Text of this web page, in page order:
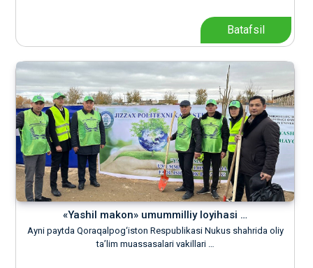
Batafsil
«Yashil makon» umummilliy loyihasi …
Ayni paytda Qoraqalpog‘iston Respublikasi Nukus shahrida oliy
ta’lim muassasalari vakillari …